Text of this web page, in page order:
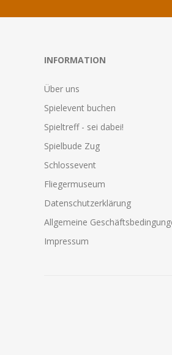
INFORMATION
Über uns
Spielevent buchen
Spieltreff - sei dabei!
Spielbude Zug
Schlossevent
Fliegermuseum
Datenschutzerklärung
Allgemeine
Impressum